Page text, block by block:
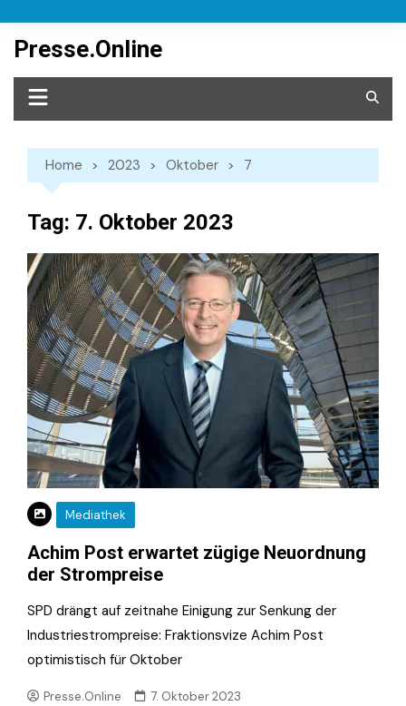
content
Presse.Online
Home 2023 Oktober 7
Tag: 7. Oktober 2023
Mediathek
Achim Post erwartet zügige Neuordnung
der Strompreise
SPD drängt auf zeitnahe Einigung zur Senkung der
Industriestrompreise: Fraktionsvize Achim Post
optimistisch für Oktober
Presse.Online 7. Oktober 2023